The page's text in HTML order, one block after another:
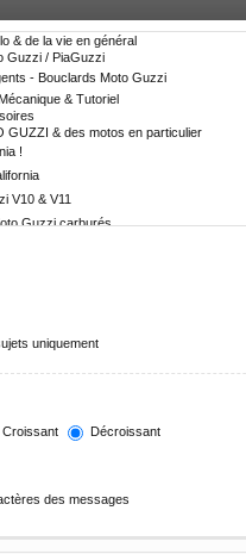
uniquement
Croissant Décroissant
des messages